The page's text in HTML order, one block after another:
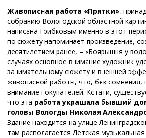
Живописная работа «Прятки»,
собранию Вологодской областной
написана Грибковым именно в этот
по сюжету напоминает произведение,
десятилетием ранее, – «Боярышня у
случаях основное внимание художник
занимательному сюжету и внешней
живописной работы, что, без сомнения,
внимание покупателей. Кстати,
что эта работа украшала бывший
головы Вологды Николая
Здание находится на улице
там располагается Детская